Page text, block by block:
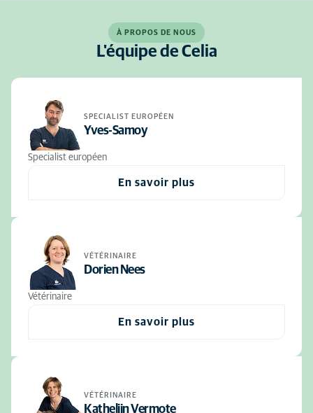
À PROPOS DE NOUS
L'équipe de Celia
SPECIALIST EUROPÉEN
Yves-Samoy
Specialist européen
En savoir plus
VÉTÉRINAIRE
Dorien Nees
Vétérinaire
En savoir plus
VÉTÉRINAIRE
Kathelijn Vermote